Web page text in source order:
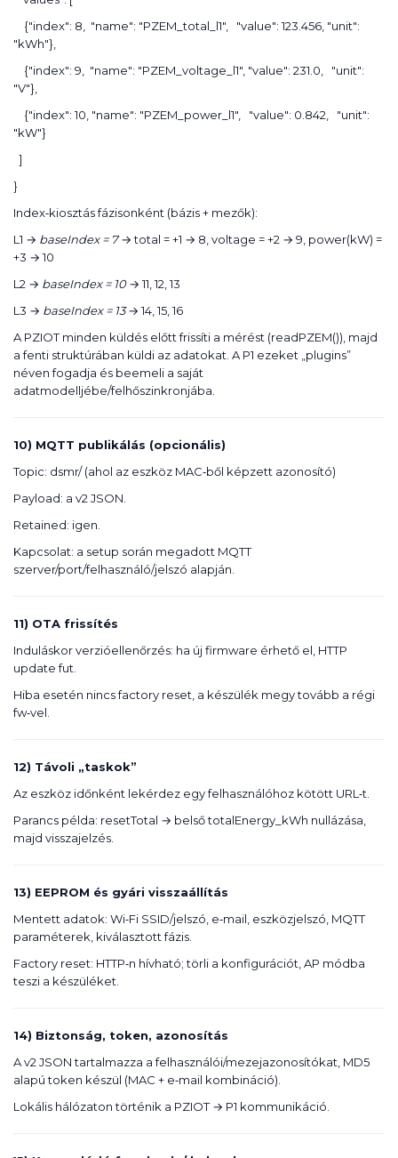
{"index": 8,
"name": "PZEM_total_l1",
"value": 123.456, "unit":
"kWh"},
{"index": 9,
"name": "PZEM_voltage_l1", "value": 231.0,
"unit":
"V"},
{"index": 10, "name": "PZEM_power_l1",
"value": 0.842,
"unit":
"kW"}
]
}
Index‑kiosztás fázisonként (bázis + mezők):
L1 → baseIndex = 7→ total = +1 → 8, voltage = +2 → 9, power(kW) =
+3 → 10
L2 → baseIndex = 10→ 11, 12, 13
L3 → baseIndex = 13→ 14, 15, 16
A PZIOT minden küldés előtt frissíti a mérést (readPZEM()), majd
a fenti struktúrában küldi az adatokat. A P1 ezeket „plugins”
néven fogadja és beemeli a saját
adatmodelljébe/felhőszinkronjába.
10) MQTT publikálás (opcionális)
Topic: dsmr/ (ahol az eszköz MAC‑ből képzett azonosító)
Payload: a v2 JSON.
Retained: igen.
Kapcsolat: a setup során megadott MQTT
szerver/port/felhasználó/jelszó alapján.
11) OTA frissítés
Induláskor verzióellenőrzés: ha új firmware érhető el, HTTP
update fut.
Hiba esetén nincs factory reset, a készülék megy tovább a régi
fw‑vel.
12) Távoli „taskok”
Az eszköz időnként lekérdez egy felhasználóhoz kötött URL‑t.
Parancs példa: resetTotal → belső totalEnergy_kWh nullázása,
majd visszajelzés.
13) EEPROM és gyári visszaállítás
Mentett adatok: Wi‑Fi SSID/jelszó, e‑mail, eszközjelszó, MQTT
paraméterek, kiválasztott fázis.
Factory reset: HTTP‑n hívható; törli a konfigurációt, AP módba
teszi a készüléket.
14) Biztonság, token, azonosítás
A v2 JSON tartalmazza a felhasználói/mezejazonosítókat, MD5
alapú token készül (MAC + e‑mail kombináció).
Lokális hálózaton történik a PZIOT → P1 kommunikáció.